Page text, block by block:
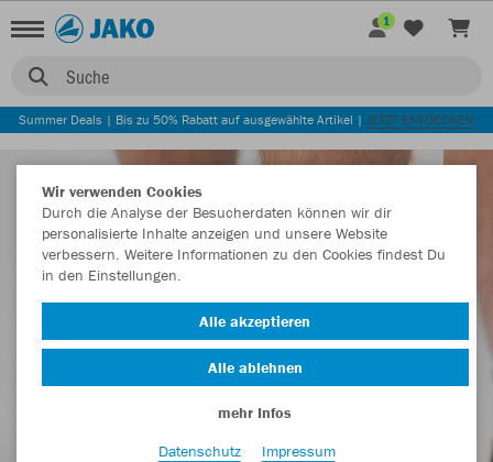
Suche
1
Summer Deals | Bis zu 50% Rabatt auf ausgewählte Artikel | JETZT ENTDECKEN
Wir verwenden Cookies
Durch die Analyse der Besucherdaten können wir dir
personalisierte Inhalte anzeigen und unsere Website
verbessern. Weitere Informationen zu den Cookies findest Du
in den Einstellungen.
Alle akzeptieren
Alle ablehnen
mehr Infos
Datenschutz
Impressum